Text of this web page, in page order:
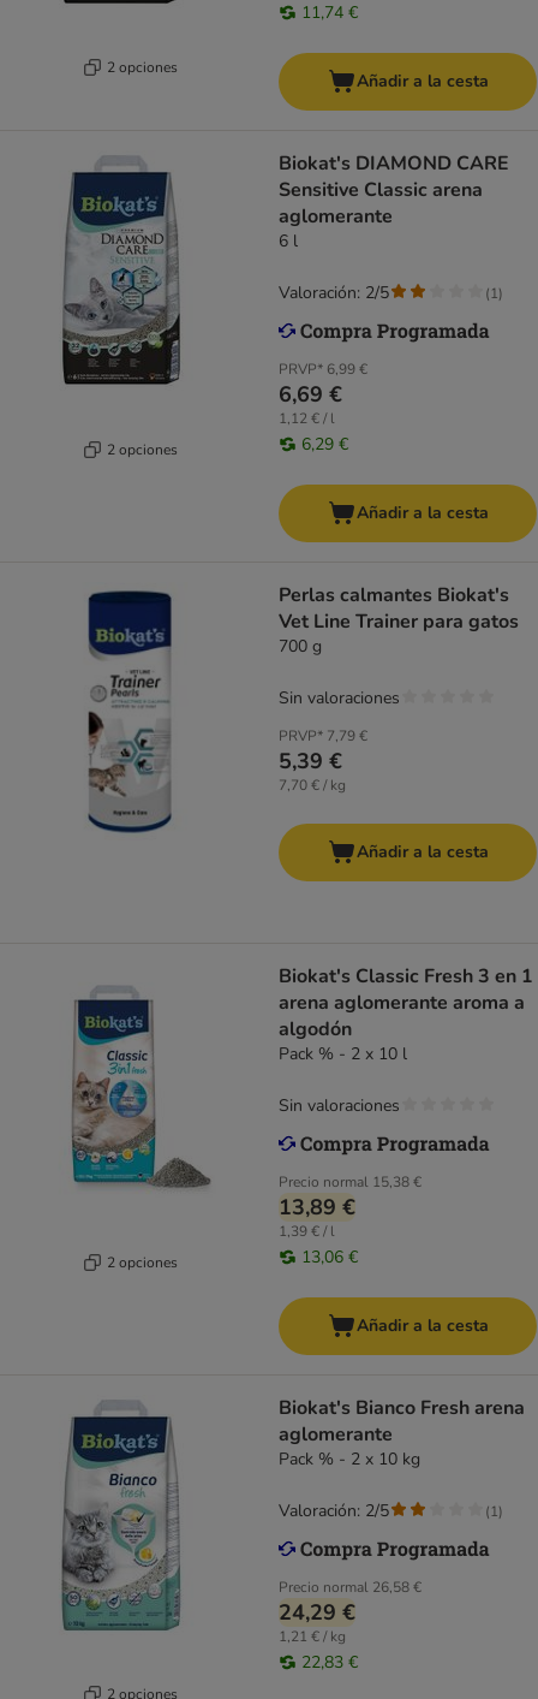
2 opciones
11,74 €
Añadir a la cesta
2 opciones
Biokat's DIAMOND CARE
Sensitive Classic arena
aglomerante
6 l
PRVP* 6,99 €
6,69 €
1,12 € / l
6,29 €
Valoración: 2/5 (1)
Añadir a la cesta
Perlas calmantes Biokat's
Vet Line Trainer para gatos
700 g
PRVP* 7,79 €
5,39 €
7,70 € / kg
Sin valoraciones
Añadir a la cesta
2 opciones
Biokat's Classic Fresh 3 en 1
arena aglomerante aroma a
algodón
Pack % - 2 x 10 l
Precio normal 15,38 €
13,89 €
1,39 € / l
13,06 €
Sin valoraciones
Añadir a la cesta
2 opciones
Biokat's Bianco Fresh arena
aglomerante
Pack % - 2 x 10 kg
Precio normal 26,58 €
24,29 €
1,21 € / kg
22,83 €
Valoración: 2/5 (1)